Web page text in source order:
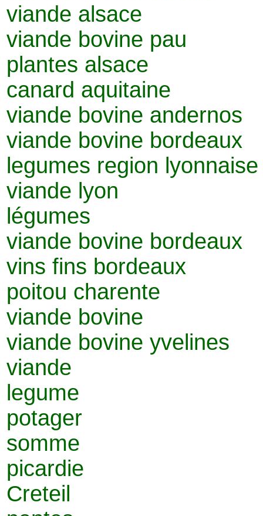
viande alsace
viande bovine pau
plantes alsace
canard aquitaine
viande bovine andernos
viande bovine bordeaux
legumes region lyonnaise
viande lyon
légumes
viande bovine bordeaux
vins fins bordeaux
poitou charente
viande bovine
viande bovine yvelines
viande
legume
potager
somme
picardie
Creteil